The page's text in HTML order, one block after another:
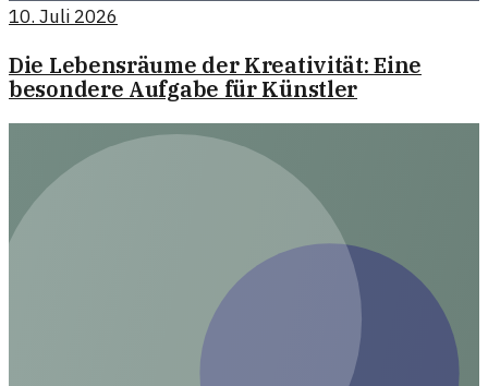
10. Juli 2026
Die Lebensräume der Kreativität: Eine
besondere Aufgabe für Künstler